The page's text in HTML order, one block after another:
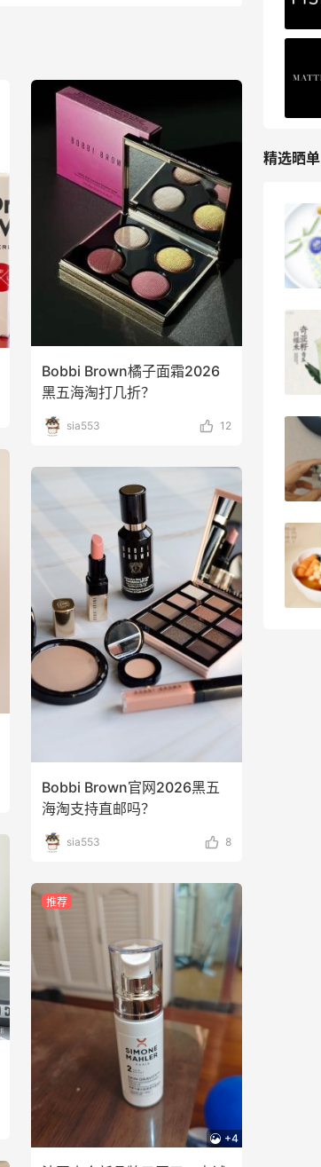
Bobbi Brown橘子面霜2026
黑五海淘打几折？
sia553 12
Bobbi Brown官网2026黑五
海淘支持直邮吗？
sia553 8
推荐
+4
精选晒单
小区楼下新开的刀削面味道不错！还特别
08月09日
跟风秋天第1杯奶茶，11.9元拿下鲜芋仙新
品！
08月09日
瑞幸生椰拿铁喝腻了！发现小黄油拿铁也
淘宝闪购点必胜客，55海淘返利跟单拿来
1